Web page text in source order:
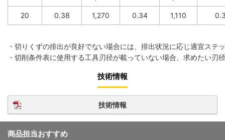
20 0.38 1,270 0.34 1,110
・切りくずの排出が良好でない場合には、排出状況に応じ適宜ステ
・切削条件表に使用する工具刃径が載っていない場合、求めたい刃
技術情報
技術情報
商品担当おすすめ